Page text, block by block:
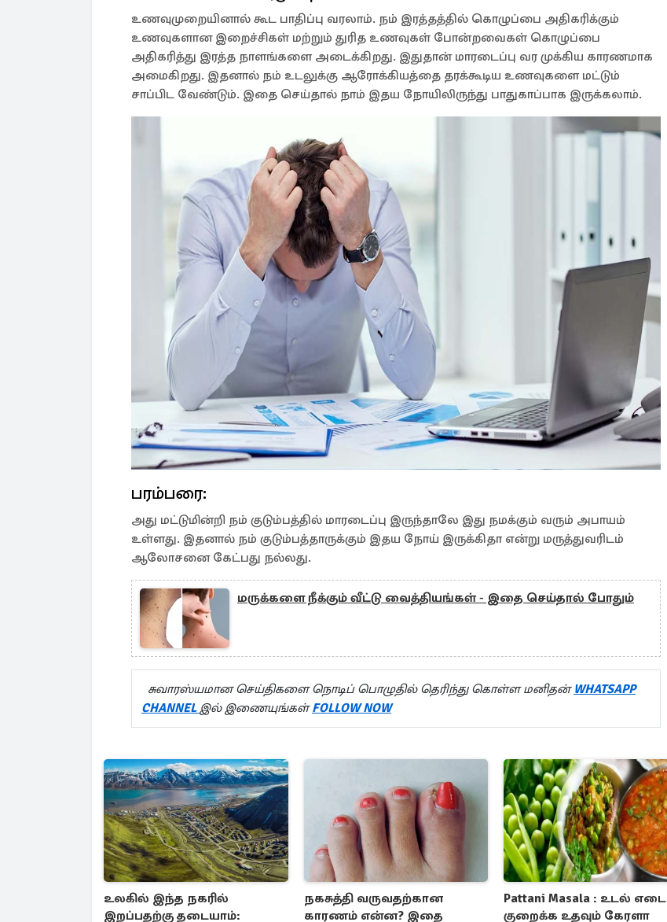
உணவுமுறையினால் கூட பாதிப்பு வரலாம். நம் இரத்தத்தில் கொழுப்பை அதிகரிக்கும்
உணவுகளான இறைச்சிகள் மற்றும் துரித உணவுகள் போன்றவைகள் கொழுப்பை
அதிகரித்து இரத்த நாளங்களை அடைக்கிறது. இதுதான் மாரடைப்பு வர முக்கிய காரணமாக
அமைகிறது. இதனால் நம் உடலுக்கு ஆரோக்கியத்தை தரக்கூடிய உணவுகளை மட்டும்
சாப்பிட வேண்டும். இதை செய்தால் நாம் இதய நோயிலிருந்து பாதுகாப்பாக இருக்கலாம்.
பரம்பரை:
அது மட்டுமின்றி நம் குடும்பத்தில் மாரடைப்பு இருந்தாலே இது நமக்கும் வரும் அபாயம்
உள்ளது. இதனால் நம் குடும்பத்தாருக்கும் இதய நோய் இருக்கிதா என்று மருத்துவரிடம்
ஆலோசனை கேட்பது நல்லது.
மருக்களை நீக்கும் வீட்டு வைத்தியங்கள் - இதை செய்தால் போதும்
சுவாரஸ்யமான செய்திகளை நொடிப் பொழுதில் தெரிந்து கொள்ள மனிதன் WHATSAPP
CHANNEL இல் இணையுங்கள்FOLLOW NOW
உலகில் இந்த நகரில்
இறப்பதற்கு தடையாம்:
நகசுத்தி வருவதற்கான
காரணம் என்ன? இதை
Pattani Masala : உடல் எடை
குறைக்க உதவும் கேரளா